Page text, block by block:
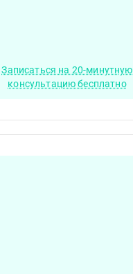
Записаться на 20-минутную
консультацию бесплатно